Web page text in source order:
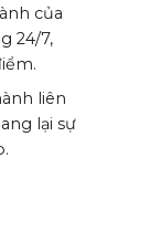
của
24/7,
liên
lại sự